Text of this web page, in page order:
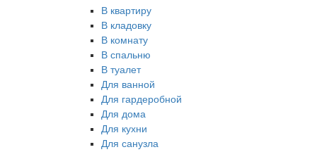
В квартиру
В кладовку
В комнату
В спальню
В туалет
Для ванной
Для гардеробной
Для дома
Для кухни
Для санузла